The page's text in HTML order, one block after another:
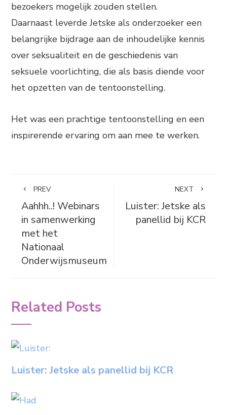
bezoekers mogelijk zouden stellen.
Daarnaast leverde Jetske als onderzoeker een
belangrijke bijdrage aan de inhoudelijke kennis
over seksualiteit en de geschiedenis van
seksuele voorlichting, die als basis diende voor
het opzetten van de tentoonstelling.
Het was een prachtige tentoonstelling en een
inspirerende ervaring om aan mee te werken.
PREV
Aahhh..! Webinars
in samenwerking
met het
Nationaal
Onderwijsmuseum
NEXT
Luister: Jetske als
panellid bij KCR
Related Posts
Luister: Jetske als panellid bij KCR